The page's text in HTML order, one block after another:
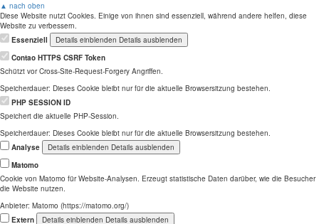
▲ nach oben
Diese Website nutzt Cookies. Einige von ihnen sind essenziell, während andere helfen, diese
Website zu verbessern.
Essenziell
Details einblenden Details ausblenden
Contao HTTPS CSRF Token
Schützt vor Cross-Site-Request-Forgery Angriffen.
Speicherdauer: Dieses Cookie bleibt nur für die aktuelle Browsersitzung bestehen.
PHP SESSION ID
Speichert die aktuelle PHP-Session.
Speicherdauer: Dieses Cookie bleibt nur für die aktuelle Browsersitzung bestehen.
Analyse
Details einblenden Details ausblenden
Matomo
Cookie von Matomo für Website-Analysen. Erzeugt statistische Daten darüber, wie die Besucher
die Website nutzen.
Anbieter: Matomo (https://matomo.org/)
Extern
Details einblenden Details ausblenden